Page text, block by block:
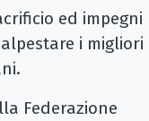
ed impegni
i migliori
Federazione